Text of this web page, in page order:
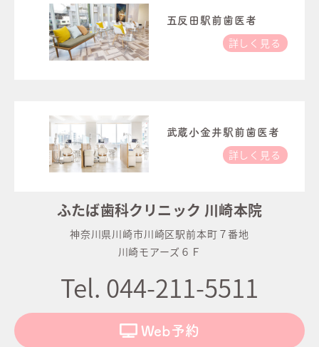
五反田駅前歯医者
詳しく見る
武蔵小金井駅前歯医者
詳しく見る
ふたば歯科クリニック 川崎本院
神奈川県川崎市川崎区駅前本町７番地
川崎モアーズ６Ｆ
Tel. 044-211-5511
Web予約